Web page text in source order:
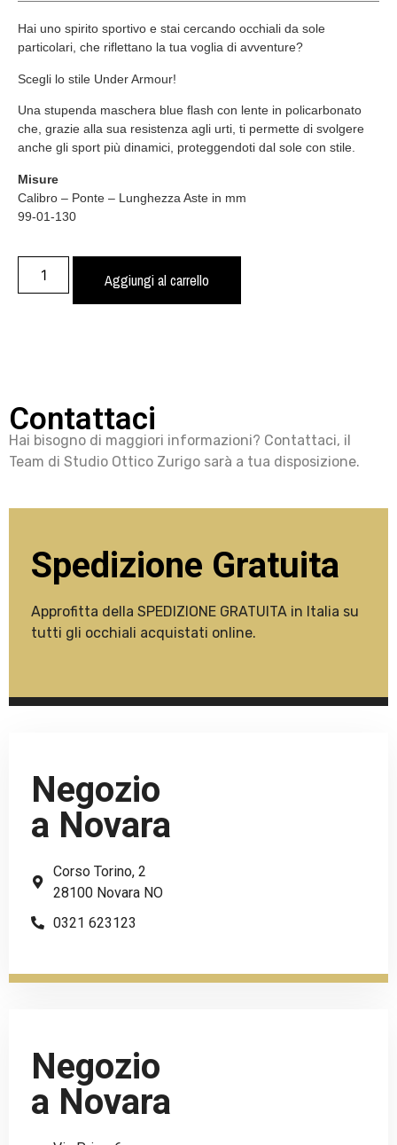
Hai uno spirito sportivo e stai cercando occhiali da sole
particolari, che riflettano la tua voglia di avventure?
Scegli lo stile Under Armour!
Una stupenda maschera blue flash con lente in policarbonato
che, grazie alla sua resistenza agli urti, ti permette di svolgere
anche gli sport più dinamici, proteggendoti dal sole con stile.
Misure
Calibro – Ponte – Lunghezza Aste in mm
99-01-130
Aggiungi al carrello
Contattaci
Hai bisogno di maggiori informazioni? Contattaci, il
Team di Studio Ottico Zurigo sarà a tua disposizione.
Spedizione Gratuita
Approfitta della SPEDIZIONE GRATUITA in Italia su
tutti gli occhiali acquistati online.
Negozio
a Novara
Corso Torino, 2
28100 Novara NO
0321 623123
Negozio
a Novara